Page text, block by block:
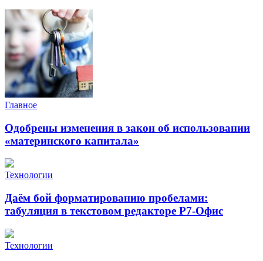
Главное
Одобрены изменения в закон об использовании
«материнского капитала»
Технологии
Даём бой форматированию пробелами:
табуляция в текстовом редакторе Р7-Офис
Технологии